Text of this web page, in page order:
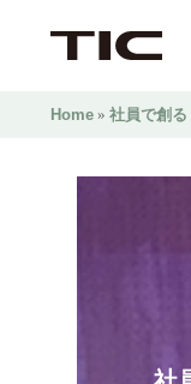
Home » 社員で創る